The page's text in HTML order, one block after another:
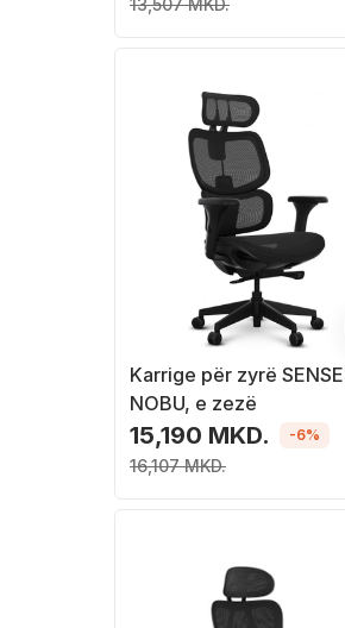
13,507 MKD.
Karrige për zyrë
NOBU, e zezë
15,190 MKD.
16,107 MKD.
-6%